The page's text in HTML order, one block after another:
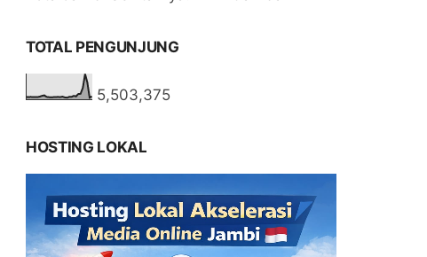
TOTAL PENGUNJUNG
5,503,375
HOSTING LOKAL